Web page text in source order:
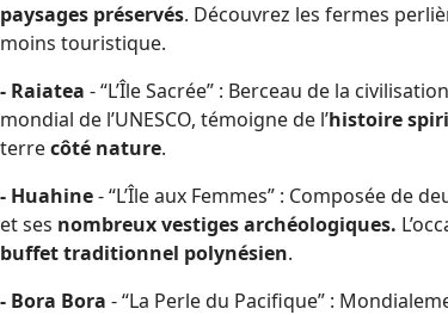
paysages préservés. Découvrez les fermes
moins touristique.
- Raiatea - “L’Île Sacrée” : Berceau de la
mondial de l’UNESCO, témoigne de l’histoire
terrecôté nature.
- Huahine- “L’Île aux Femmes” : Composée de
et ses nombreux vestiges archéologiques.
buffet traditionnel polynésien.
- Bora Bora - “La Perle du Pacifique” :